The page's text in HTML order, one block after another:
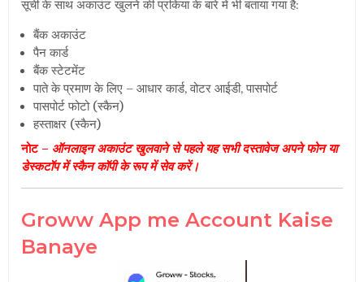
सूची के साथ अकाउंट खुलने की प्रकिया के बारे में भी बताया गया है:
बैंक अकाउंट
पैन कार्ड
बैंक स्टेटमेंट
पाते के प्रमाण के लिए – आधार कार्ड, वोटर आईडी, पासपोर्ट
पासपोर्ट फोटो (स्कैन)
हस्ताक्षर (स्कैन)
नोट – ऑनलाइन अकाउंट खुलवाने से पहले यह सभी दस्तावेज अपने फोन या
डेस्कटॉप में स्कैन कॉपी के रूप में सेव करें।
Groww App me Account Kaise
Banaye